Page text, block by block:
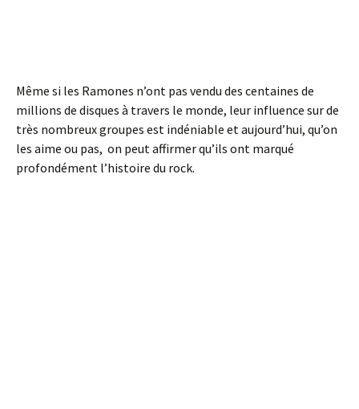
Même si les Ramones n’ont pas vendu des centaines de
millions de disques à travers le monde, leur influence sur de
très nombreux groupes est indéniable et aujourd’hui, qu’on
les aime ou pas, on peut affirmer qu’ils ont marqué
profondément l’histoire du rock.